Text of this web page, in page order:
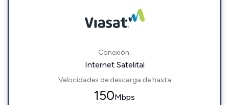
Conexión:
Internet Satelital
Velocidades de descarga de hasta
150Mbps